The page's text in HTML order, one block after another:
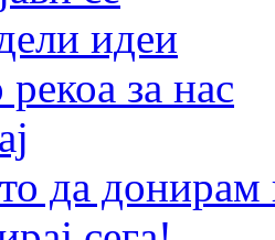
идеи
за нас
да